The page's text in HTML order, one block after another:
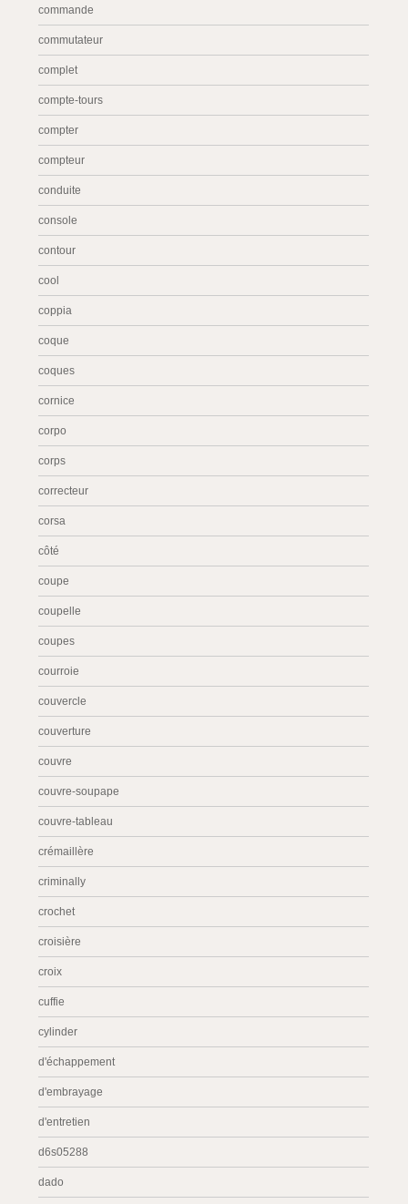
commande
commutateur
complet
compte-tours
compter
compteur
conduite
console
contour
cool
coppia
coque
coques
cornice
corpo
corps
correcteur
corsa
côté
coupe
coupelle
coupes
courroie
couvercle
couverture
couvre
couvre-soupape
couvre-tableau
crémaillère
criminally
crochet
croisière
croix
cuffie
cylinder
d'échappement
d'embrayage
d'entretien
d6s05288
dado